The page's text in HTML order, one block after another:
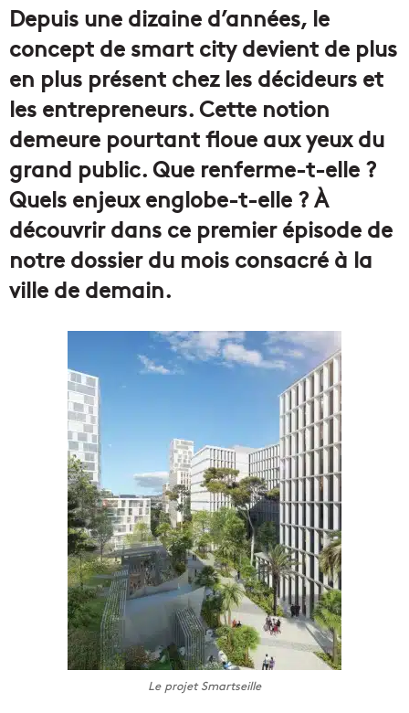
Depuis une dizaine d’années, le
concept de smart city devient de plus
en plus présent chez les décideurs et
les entrepreneurs. Cette notion
demeure pourtant floue aux yeux du
grand public. Que renferme-t-elle ?
Quels enjeux englobe-t-elle ? À
découvrir dans ce premier épisode de
notre dossier du mois consacré à la
ville de demain.
Le projet Smartseille